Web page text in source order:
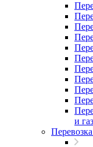
и